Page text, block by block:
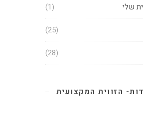
שלי (1)
(25)
(28)
הזווית המקצועית